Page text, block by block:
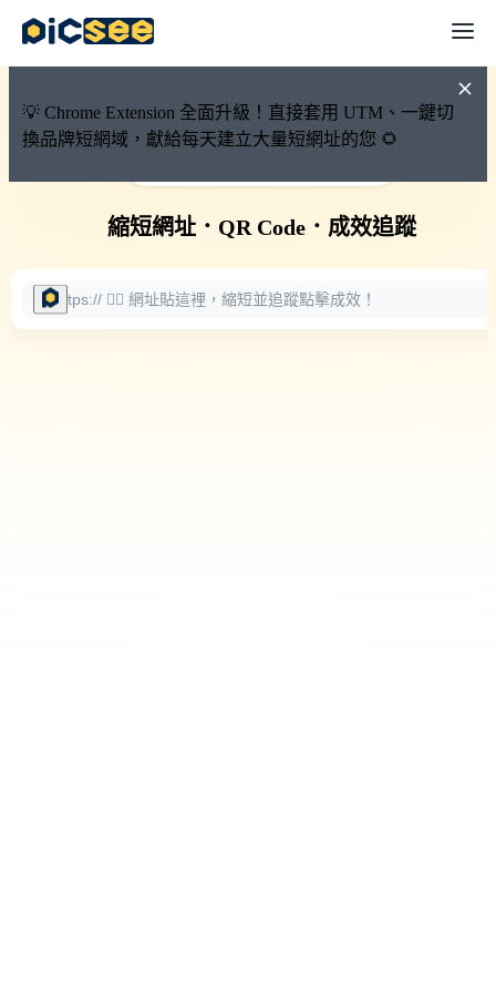
💡 Chrome Extension 全面升級！直接套用 UTM、一鍵切
換品牌短網域，獻給每天建立大量短網址的您 🌻
🚀 PicSee 短網址永久有效
縮短網址． QR Code． 成效追蹤